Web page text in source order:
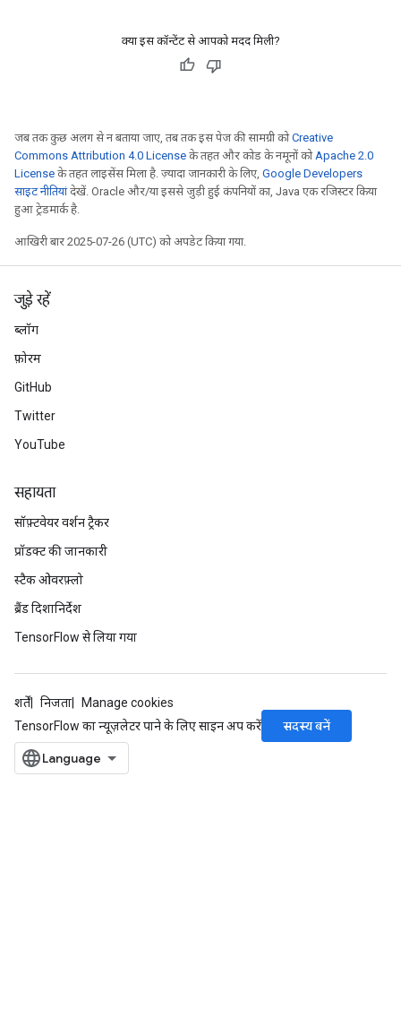
क्या इस कॉन्टेंट से आपको मदद मिली?
जब तक कुछ अलग से न बताया जाए, तब तक इस पेज की सामग्री कोCreative
Commons Attribution 4.0 License के तहत और कोड के नमूनों कोApache 2.0
License के तहत लाइसेंस मिला है. ज़्यादा जानकारी के लिए, Google Developers
साइट नीतियांदेखें. Oracle और/या इससे जुड़ी हुई कंपनियों का, Java एक रजिस्टर किया
हुआ ट्रेडमार्क है.
आखिरी बार 2025-07-26 (UTC) को अपडेट किया गया.
जुड़े रहें
ब्लॉग
फ़ोरम
GitHub
Twitter
YouTube
सहायता
सॉफ़्टवेयर वर्शन ट्रैकर
प्रॉडक्ट की जानकारी
स्टैक ओवरफ़्लो
ब्रैंड दिशानिर्देश
TensorFlow से लिया गया
शर्तें निजता
Manage cookies
TensorFlow का न्यूज़लेटर पाने के लिए साइन अप करें
सदस्य बनें